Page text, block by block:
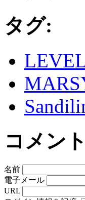
タグ:
コメン
名前
電子メール
URL